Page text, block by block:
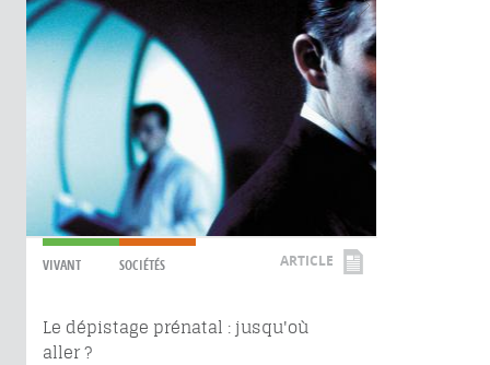
VIVANT SOCIÉTÉS ARTICLE
Le dépistage prénatal : jusqu'où
aller ?